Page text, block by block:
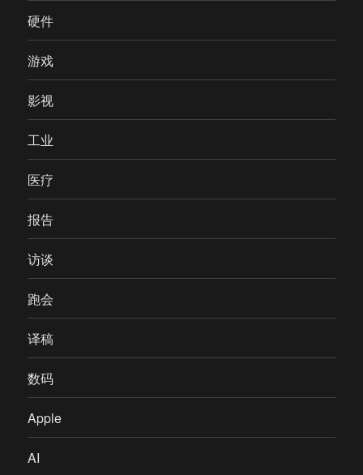
硬件
游戏
影视
工业
医疗
报告
访谈
跑会
译稿
数码
Apple
AI